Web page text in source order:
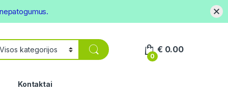
0
€ 0.00
Kontaktai